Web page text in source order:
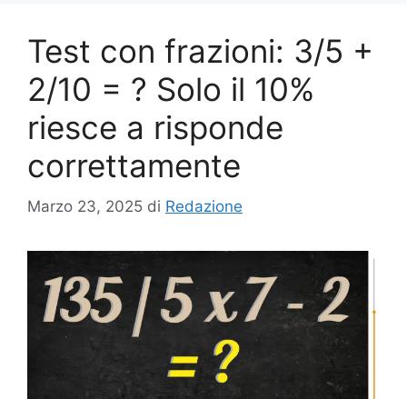
Test con frazioni: 3/5 +
2/10 = ? Solo il 10%
riesce a risponde
correttamente
Marzo 23, 2025 di Redazione